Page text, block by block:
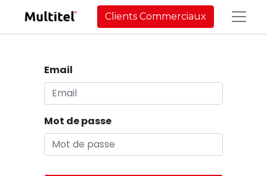
Clients Commerciaux
Email
Mot de passe